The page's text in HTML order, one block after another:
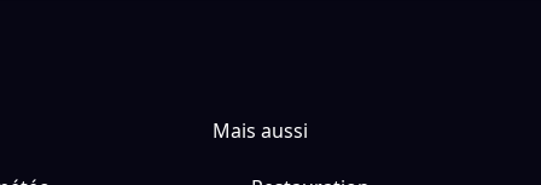
Mais aussi